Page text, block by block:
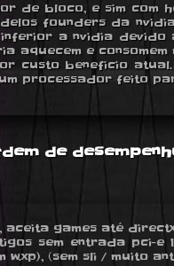
de bloco, e sim com
founders da
inferior a nvidia
aquecem e
custo beneficio
processador feito
de
aceita games até
sem entrada pci-e
(sem sli / muito